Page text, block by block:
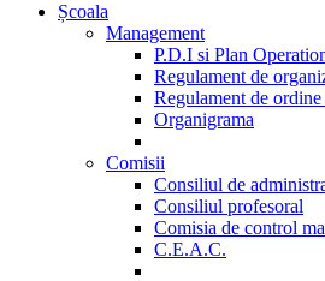
Școala
Management
P.D.I si Plan
Regulament de
Regulament de ordine
Organigrama
Comisii
Consiliul de
Consiliul profesoral
Comisia de control
C.E.A.C.